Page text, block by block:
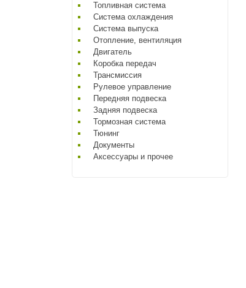
Топливная система
Система охлаждения
Система выпуска
Отопление, вентиляция
Двигатель
Коробка передач
Трансмиссия
Рулевое управление
Передняя подвеска
Задняя подвеска
Тормозная система
Тюнинг
Документы
Аксессуары и прочее